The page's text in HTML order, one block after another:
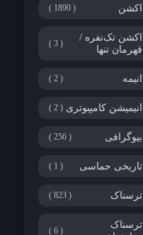
اکشن 1890
اکشن تک‌نفره /
قهرمان تنها
3
انیمه 2
انیمیشن کامپیوتری 2
بیوگرافی 256
تاریخی حماسی 1
ترسناک 823
ترسناک
6